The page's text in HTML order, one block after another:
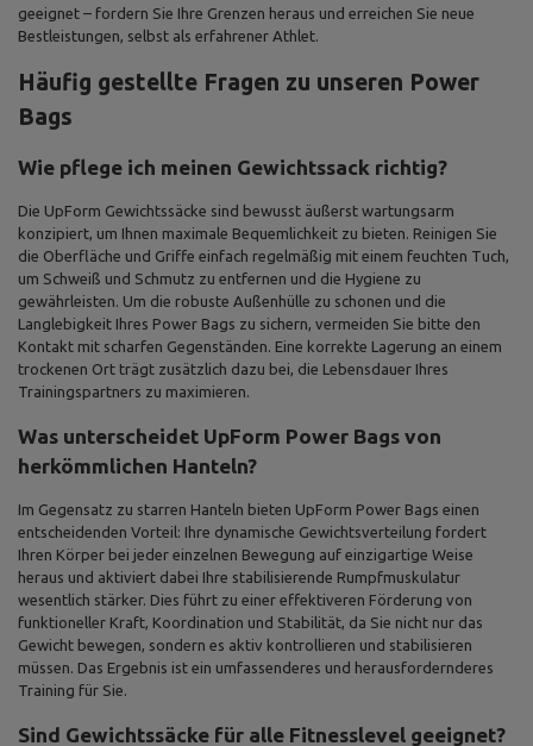
geeignet – fordern Sie Ihre Grenzen heraus und erreichen Sie neue
Bestleistungen, selbst als erfahrener Athlet.
Häufig gestellte Fragen zu unseren Power
Bags
Wie pflege ich meinen Gewichtssack richtig?
Die UpForm Gewichtssäcke sind bewusst äußerst wartungsarm
konzipiert, um Ihnen maximale Bequemlichkeit zu bieten. Reinigen Sie
die Oberfläche und Griffe einfach regelmäßig mit einem feuchten Tuch,
um Schweiß und Schmutz zu entfernen und die Hygiene zu
gewährleisten. Um die robuste Außenhülle zu schonen und die
Langlebigkeit Ihres Power Bags zu sichern, vermeiden Sie bitte den
Kontakt mit scharfen Gegenständen. Eine korrekte Lagerung an einem
trockenen Ort trägt zusätzlich dazu bei, die Lebensdauer Ihres
Trainingspartners zu maximieren.
Was unterscheidet UpForm Power Bags von
herkömmlichen Hanteln?
Im Gegensatz zu starren Hanteln bieten UpForm Power Bags einen
entscheidenden Vorteil: Ihre dynamische Gewichtsverteilung fordert
Ihren Körper bei jeder einzelnen Bewegung auf einzigartige Weise
heraus und aktiviert dabei Ihre stabilisierende Rumpfmuskulatur
wesentlich stärker. Dies führt zu einer effektiveren Förderung von
funktioneller Kraft, Koordination und Stabilität, da Sie nicht nur das
Gewicht bewegen, sondern es aktiv kontrollieren und stabilisieren
müssen. Das Ergebnis ist ein umfassenderes und herausfordernderes
Training für Sie.
Sind Gewichtssäcke für alle Fitnesslevel geeignet?